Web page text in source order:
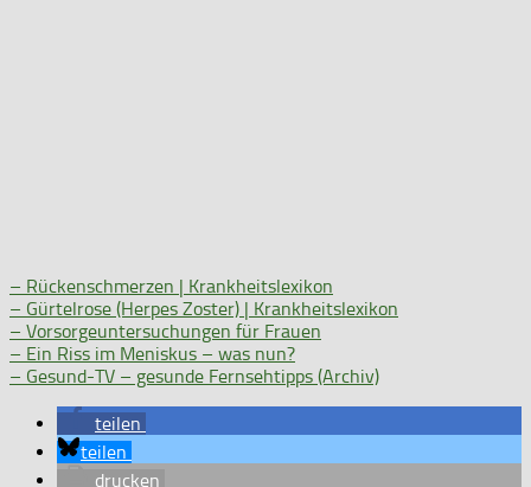
– Rückenschmerzen | Krankheitslexikon
– Gürtelrose (Herpes Zoster) | Krankheitslexikon
– Vorsorgeuntersuchungen für Frauen
– Ein Riss im Meniskus – was nun?
– Gesund-TV – gesunde Fernsehtipps (Archiv)
teilen
teilen
drucken